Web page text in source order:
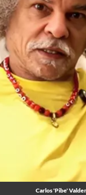
Carlos 'Pibe'